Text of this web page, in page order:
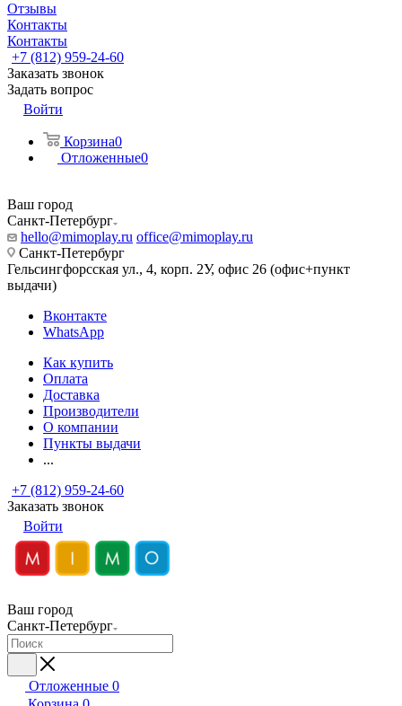
Отзывы
Контакты
Контакты
+7 (812) 959-24-60
Заказать звонок
Задать вопрос
Войти
Корзина0
Отложенные0
Ваш город
Санкт-Петербург
hello@mimoplay.ru office@mimoplay.ru
Санкт-Петербург
Гельсингфорсская ул., 4, корп. 2У, офис 26 (офис+пункт
выдачи)
Вконтакте
WhatsApp
Как купить
Оплата
Доставка
Производители
О компании
Пункты выдачи
...
+7 (812) 959-24-60
Заказать звонок
Войти
Ваш город
Санкт-Петербург
Отложенные 0